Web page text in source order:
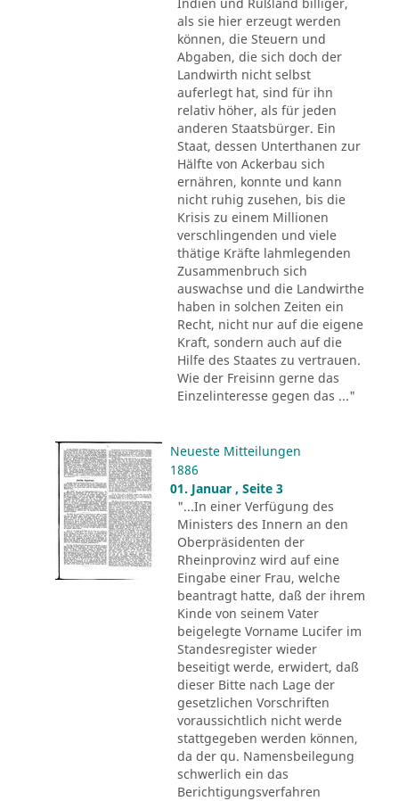
als sie hier erzeugt werden
können, die Steuern und
Abgaben, die sich doch der
Landwirth nicht selbst
auferlegt hat, sind für ihn
relativ höher, als für jeden
anderen Staatsbürger. Ein
Staat, dessen Unterthanen zur
Hälfte von Ackerbau sich
ernähren, konnte und kann
nicht ruhig zusehen, bis die
Krisis zu einem Millionen
verschlingenden und viele
thätige Kräfte lahmlegenden
Zusammenbruch sich
auswachse und die Landwirthe
haben in solchen Zeiten ein
Recht, nicht nur auf die eigene
Kraft, sondern auch auf die
Hilfe des Staates zu vertrauen.
Wie der Freisinn gerne das
Einzelinteresse gegen das ..."
Neueste Mitteilungen
1886
01. Januar , Seite 3
"...In einer Verfügung des
Ministers des Innern an den
Oberpräsidenten der
Rheinprovinz wird auf eine
Eingabe einer Frau, welche
beantragt hatte, daß der ihrem
Kinde von seinem Vater
beigelegte Vorname Lucifer im
Standesregister wieder
beseitigt werde, erwidert, daß
dieser Bitte nach Lage der
gesetzlichen Vorschriften
voraussichtlich nicht werde
stattgegeben werden können,
da der qu. Namensbeilegung
schwerlich ein das
Berichtigungsverfahren